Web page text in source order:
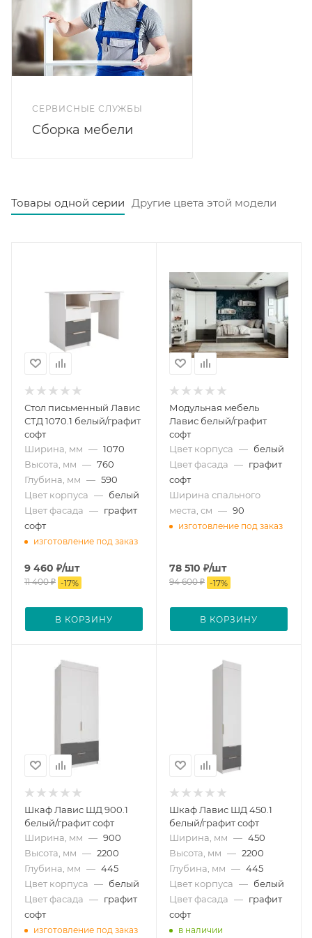
ДКД 2000.1 станет отличным дополнением к
подростковой комнате. Спальное место под матрас
900х2000 мм.
СЕРВИСНЫЕ СЛУЖБЫ
Сборка мебели
Товары одной серии Другие цвета этой модели
Стол письменный Лавис
СТД 1070.1 белый/графит
софт
Ширина, мм — 1070
Высота, мм — 760
Глубина, мм — 590
Цвет корпуса — белый
Цвет фасада — графит
софт
изготовление под заказ
9 460 ₽/шт
11 400₽ -17%
В КОРЗИНУ
Модульная мебель
Лавис белый/графит
софт
Цвет корпуса — белый
Цвет фасада — графит
софт
Ширина спального
места, см — 90
изготовление под заказ
78 510 ₽/шт
94 600₽ -17%
В КОРЗИНУ
Шкаф Лавис ШД 900.1
белый/графит софт
Ширина, мм — 900
Высота, мм — 2200
Глубина, мм — 445
Цвет корпуса — белый
Цвет фасада — графит
софт
изготовление под заказ
Шкаф Лавис ШД 450.1
белый/графит софт
Ширина, мм — 450
Высота, мм — 2200
Глубина, мм — 445
Цвет корпуса — белый
Цвет фасада — графит
софт
в наличии